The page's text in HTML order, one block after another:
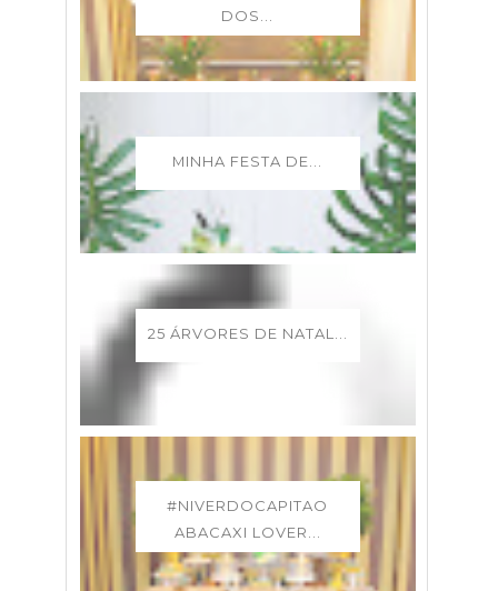
DOS...
MINHA FESTA DE...
25 ÁRVORES DE NATAL...
#NIVERDOCAPITAO
ABACAXI LOVER...